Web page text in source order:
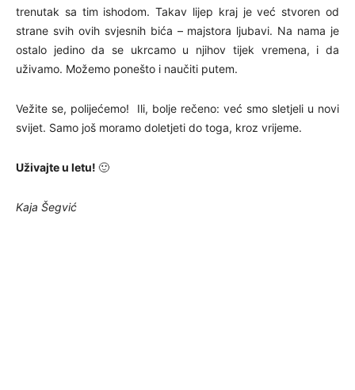
trenutak sa tim ishodom. Takav lijep kraj je već stvoren od
strane svih ovih svjesnih bića – majstora ljubavi. Na nama je
ostalo jedino da se ukrcamo u njihov tijek vremena, i da
uživamo. Možemo ponešto i naučiti putem.
Vežite se, polijećemo! Ili, bolje rečeno: već smo sletjeli u novi
svijet. Samo još moramo doletjeti do toga, kroz vrijeme.
Uživajte u letu! 🙂
Kaja Šegvić